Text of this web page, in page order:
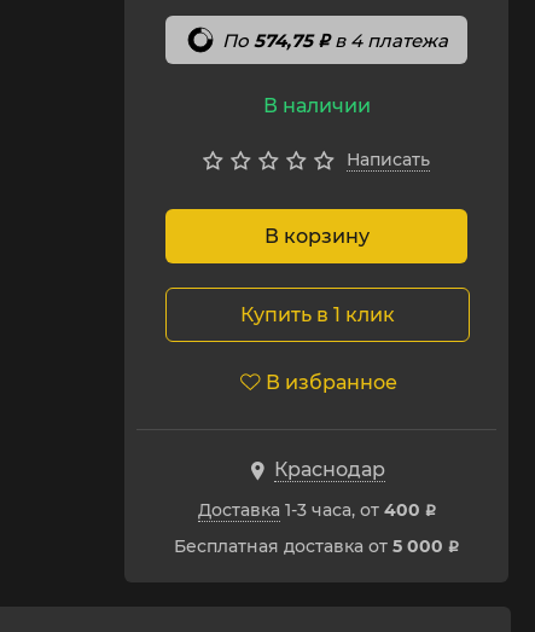
По 574,75pв 4 платежа
В наличии
Написать
В корзину
Купить в 1 клик
В избранное
Краснодар
Доставка 1-3 часа, от 400 p
Бесплатная доставка от 5 000 p